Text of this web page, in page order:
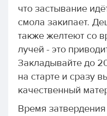
что застывание
смола закипает.
также желтеют со
лучей - это
Закладывайте до
на старте и сразу
качественный
Время затвердения